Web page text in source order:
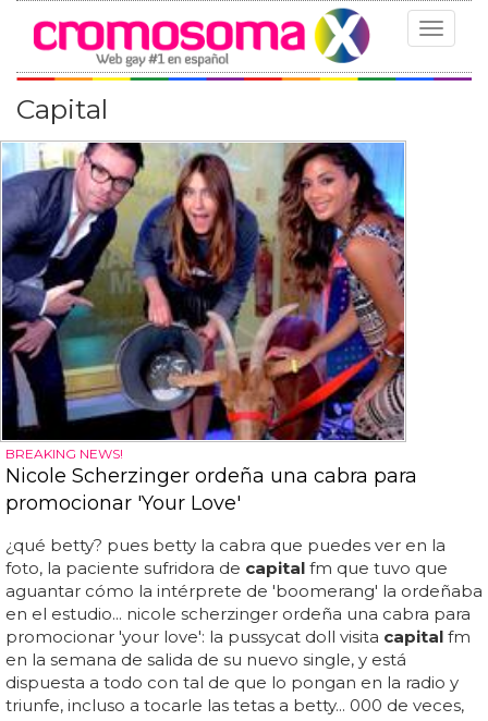
Toggle
Capital
BREAKING NEWS!
Nicole Scherzinger ordeña una cabra para
promocionar 'Your Love'
¿qué betty? pues betty la cabra que puedes ver en la
foto, la paciente sufridora de capital fm que tuvo que
aguantar cómo la intérprete de 'boomerang' la ordeñaba
en el estudio... nicole scherzinger ordeña una cabra para
promocionar 'your love': la pussycat doll visita capital fm
en la semana de salida de su nuevo single, y está
dispuesta a todo con tal de que lo pongan en la radio y
triunfe, incluso a tocarle las tetas a betty... 000 de veces,